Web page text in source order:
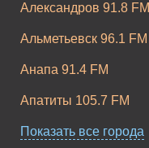
Александров 91.8 FM
Альметьевск 96.1 FM
Анапа 91.4 FM
Апатиты 105.7 FM
Апшеронск 102.9 FM
Показать все города